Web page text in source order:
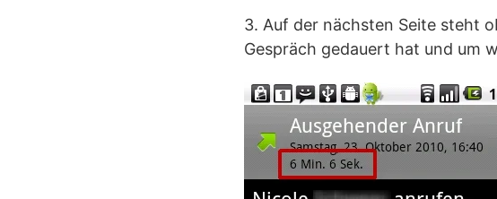
3. Auf der nächsten Seite steht
Gespräch gedauert hat und um